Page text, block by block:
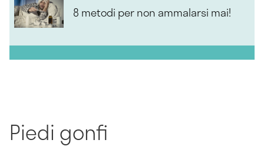
8 metodi per non ammalarsi mai!
Piedi gonfi